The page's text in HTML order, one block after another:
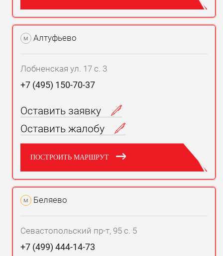
м Алтуфьево
Лобненская ул. 17 с. 3
+7 (495) 150-70-37
Оставить заявку
Оставить жалобу
ПОСТРОИТЬ МАРШРУТ
м Беляево
Севастопольский пр-т, 95 с. 5
+7 (499) 444-14-73